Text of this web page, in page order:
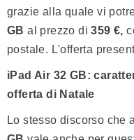
grazie alla quale vi
GB al prezzo di359 €,
postale. L'offerta
iPad Air 32 GB:
offerta di Natale
Lo stesso discorso che